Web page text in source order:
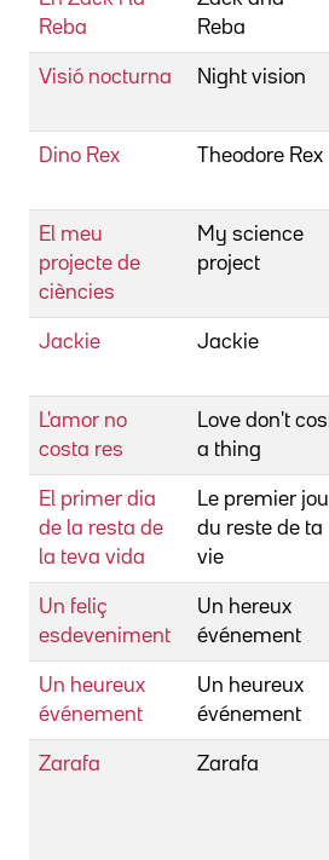
Reba
Reba
Visió nocturna Night vision
Dino Rex Theodore Rex
El meu
projecte de
ciències
My science
project
Jackie Jackie
L'amor no
costa res
Love don't
a thing
El primer dia
de la resta de
la teva vida
Le premier
du reste de ta
vie
Un feliç
esdeveniment
Un hereux
événement
Un heureux
événement
Un heureux
événement
Zarafa Zarafa